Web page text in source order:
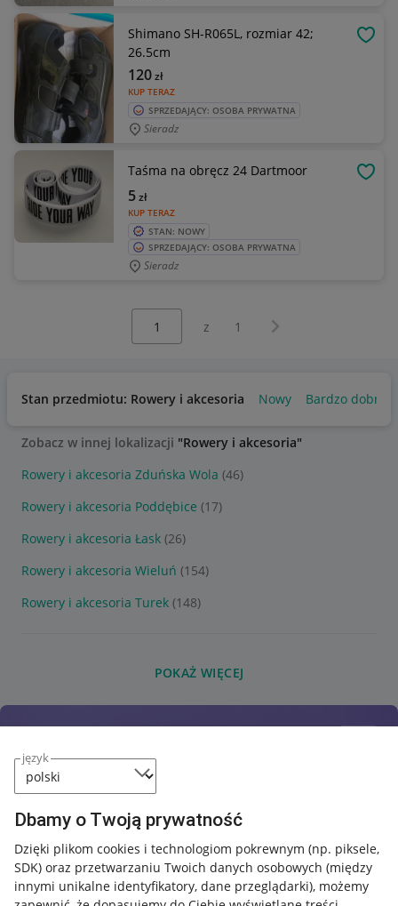
język
Dbamy o Twoją prywatność
Dzięki plikom cookies i technologiom pokrewnym (np. piksele,
SDK) oraz przetwarzaniu Twoich danych osobowych (między
innymi unikalne identyfikatory, dane przeglądarki), możemy
Shimano SH-R065L, rozmiar 42;
26.5cm
KUP TERAZ
120zł
SPRZEDAJĄCY: OSOBA PRYWATNA
Sieradz
Taśma na obręcz 24 Dartmoor
KUP TERAZ
5zł
STAN: NOWY
SPRZEDAJĄCY: OSOBA PRYWATNA
Sieradz
z 1 Następna strona
Stan przedmiotu: Rowery i akcesoria Nowy Bardzo dobry
Zobacz w innej lokalizacji "Rowery i akcesoria"
Rowery i akcesoria Zduńska Wola (46)
Rowery i akcesoria Poddębice (17)
Rowery i akcesoria Łask (26)
Rowery i akcesoria Wieluń (154)
Rowery i akcesoria Turek (148)
POKAŻ WIĘCEJ